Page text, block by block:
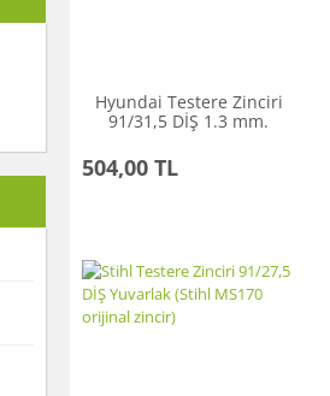
Hyundai Testere Zinciri
91/31,5 DİŞ 1.3 mm.
zinciri)
504,00 TL